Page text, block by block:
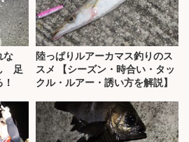
な
足
陸っぱりルアーカマス釣りのス
スメ 【シーズン・時合い・タッ
クル・ルアー・誘い方を解説】